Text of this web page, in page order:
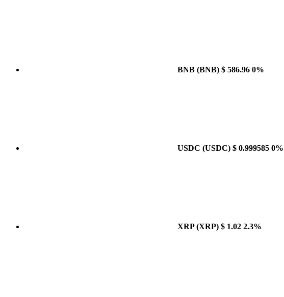
BNB (BNB) $ 586.96 0%
USDC (USDC) $ 0.999585 0%
XRP(XRP) $ 1.02 2.3%